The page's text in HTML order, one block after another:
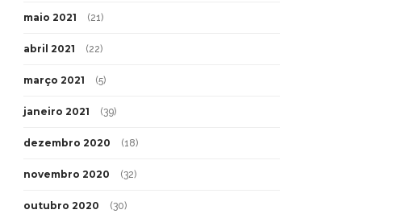
maio 2021 (21)
abril 2021 (22)
março 2021 (5)
janeiro 2021 (39)
dezembro 2020 (18)
novembro 2020 (32)
outubro 2020 (30)